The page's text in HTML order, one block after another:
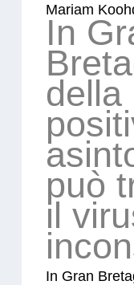
Mariam
In
della
può
il
In Gran